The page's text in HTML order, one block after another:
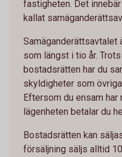
fastigheten. Det
kallat
Samäganderättsavtalet
som längst i tio år.
bostadsrätten har du
skyldigheter som
Eftersom du ensam
lägenheten betalar du
Bostadsrätten kan
försäljning säljs alltid